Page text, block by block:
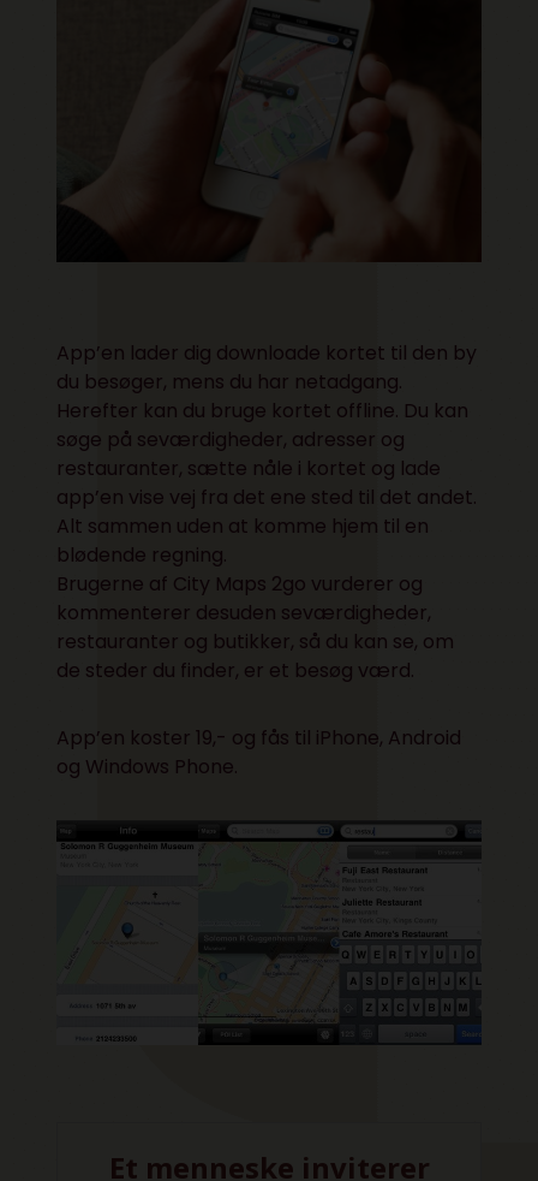
App’en lader dig downloade kortet til den by
du besøger, mens du har netadgang.
Herefter kan du bruge kortet offline. Du kan
søge på seværdigheder, adresser og
restauranter, sætte nåle i kortet og lade
app’en vise vej fra det ene sted til det andet.
Alt sammen uden at komme hjem til en
blødende regning.
Brugerne af City Maps 2go vurderer og
kommenterer desuden seværdigheder,
restauranter og butikker, så du kan se, om
de steder du finder, er et besøg værd.
App’en koster 19,- og fås til iPhone, Android
og Windows Phone.